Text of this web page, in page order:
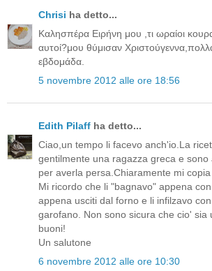
Chrisi ha detto...
Καλησπέρα Ειρήνη μου ,τι ωραίοι
αυτοί?μου θύμισαν
εβδομάδα.
5 novembre 2012 alle ore 18:56
Edith Pilaff ha detto...
Ciao,un tempo li facevo anch'io.La
gentilmente una ragazza greca e sono
per averla persa.Chiaramente mi copia
Mi ricordo che li "bagnavo" appena
appena usciti dal forno e li infilzavo
garofano. Non sono sicura che cio' sia
buoni!
Un salutone
6 novembre 2012 alle ore 10:30